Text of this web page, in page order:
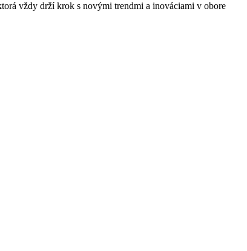
vždy drží krok s novými trendmi a inováciami v obore